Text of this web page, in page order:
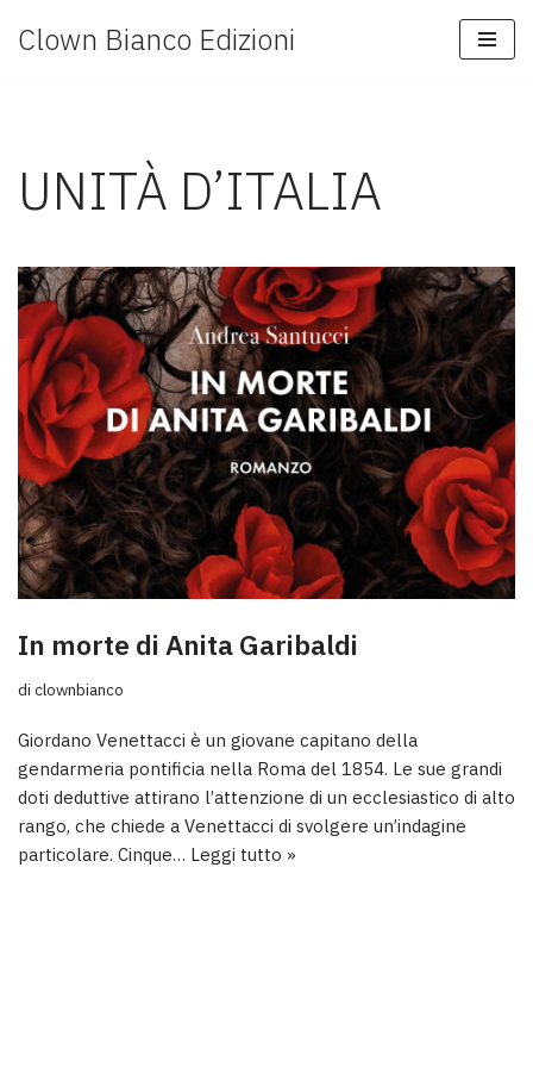
Clown Bianco Edizioni
UNITÀ D’ITALIA
In morte di Anita Garibaldi
di clownbianco
Giordano Venettacci è un giovane capitano della
gendarmeria pontificia nella Roma del 1854. Le sue grandi
doti deduttive attirano l’attenzione di un ecclesiastico di alto
rango, che chiede a Venettacci di svolgere un’indagine
particolare. Cinque… Leggi tutto »